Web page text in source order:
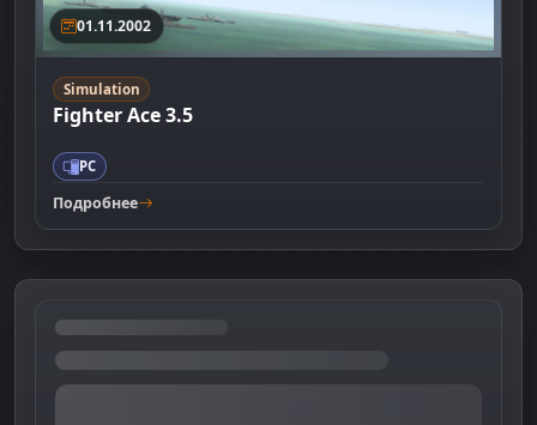
01.11.2002
Simulation
Fighter Ace 3.5
PC
Подробнее